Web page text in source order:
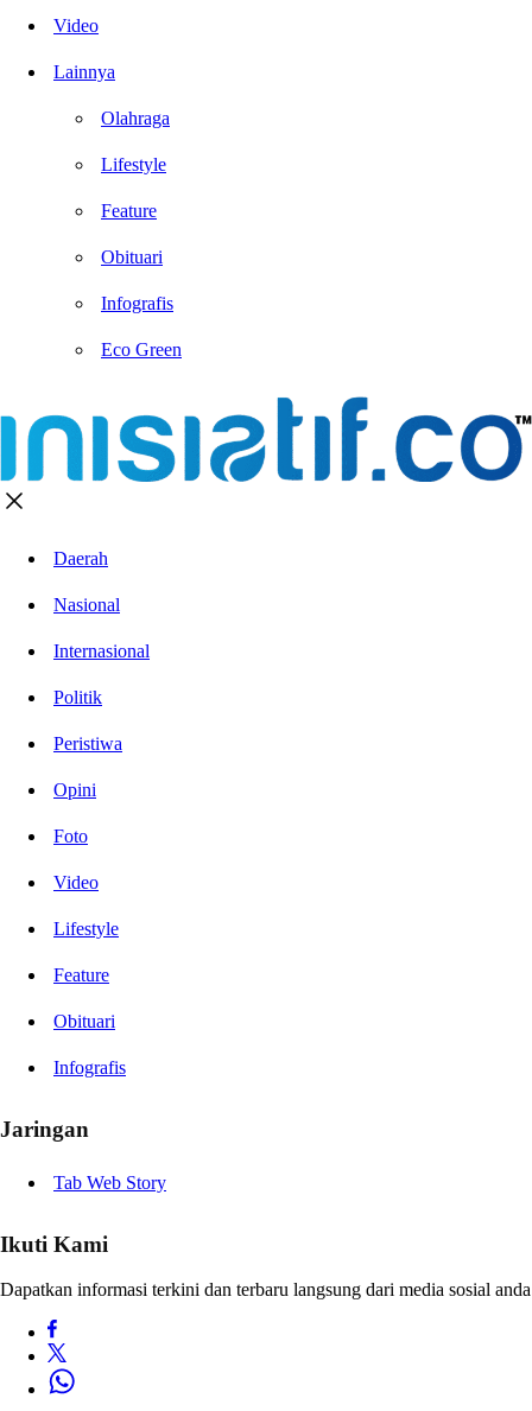
Video
Lainnya
Olahraga
Lifestyle
Feature
Obituari
Infografis
Eco Green
Daerah
Nasional
Internasional
Politik
Peristiwa
Opini
Foto
Video
Lifestyle
Feature
Obituari
Infografis
Jaringan
Tab Web Story
Ikuti Kami
Dapatkan informasi terkini dan terbaru langsung dari media sosial anda